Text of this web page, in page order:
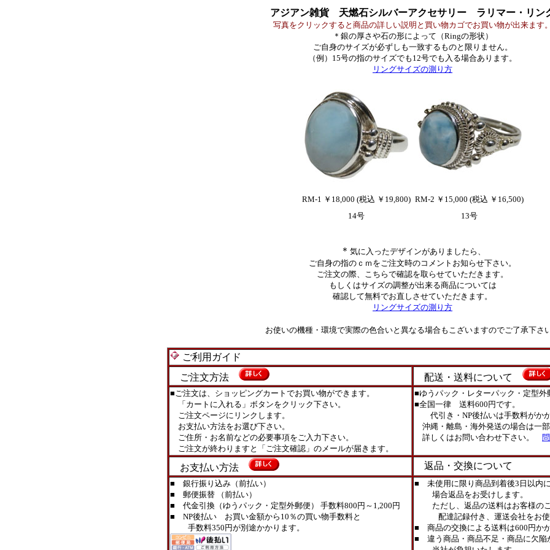
アジアン雑貨 天燃石シルバーアクセサリー ラリマー・リン
写真をクリックすると商品の詳しい説明と買い物カゴでお買い物が出来ます
＊銀の厚さや石の形によって（Ringの形状）
ご自身のサイズが必ずしも一致するものと限りません。
（例）15号の指のサイズでも12号でも入る場合あります。
リングサイズの測り方
RM-1 ￥18,000 (税込 ￥19,800) RM-2 ￥15,000 (税込 ￥16,500)
14号
13号
＊ 気に入ったデザインがありましたら、
ご自身の指のｃｍをご注文時のコメントお知らせ下さい。
ご注文の際、こちらで確認を取らせていただきます。
もしくはサイズの調整が出来る商品については
確認して無料でお直しさせていただきます。
リングサイズの測り方
お使いの機種・環境で実際の色合いと異なる場合もこざいますのでご了承下さ
ご利用ガイド
ご注文方法
配送・送料について
■ご注文は、ショッピングカートでお買い物ができます。
「カートに入れる」ボタンをクリック下さい。
ご注文ページにリンクします。
お支払い方法をお選び下さい。
ご住所・お名前などの必要事項をご入力下さい。
ご注文が終わりますと「ご注文確認」のメールが届きます。
■ゆうパック・レターパック・定型外
■全国一律 送料600円です。
代引き・NP後払いは手数料がか
沖縄・離島・海外発送の場合は一
詳しくはお問い合わせ下さい。
お支払い方法 返品・交換について
■ 銀行振り込み（前払い）
■ 郵便振替 （前払い）
■ 代金引換（ゆうパック・定型外郵便） 手数料800円～1,200円
■ NP後払い お買い金額から10％の買い物手数料と
手数料350円が別途かかります。
■ 未使用に限り商品到着後3日以内
場合返品をお受けします。
ただし、返品の送料はお客様の
配達記録付き、運送会社をお使
■ 商品の交換による送料は600円か
■ 違う商品・商品不足・商品に欠陥